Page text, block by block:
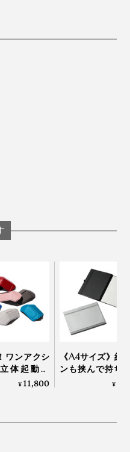
手に、新しい仕事へ！
Laptop Sleeve』。
ブラック
リサイクル素材を使
ットやバッグの中でスマ
る『Orbitkey』（写真右）
Laptop Sleeve』は、スマ
しょう。
ワンアクシ
体起動、
り紙構造で
¥11,800
《A4サイズ》紙
ンも挟んで持ち
るから、どこで
¥